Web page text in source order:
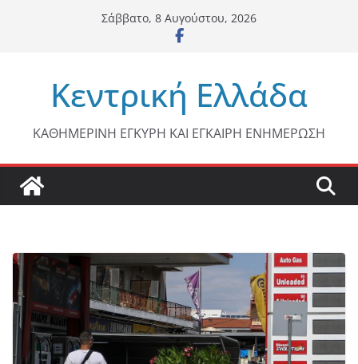
Σάββατο, 8 Αυγούστου, 2026
Κεντρική Ελλάδα
ΚΑΘΗΜΕΡΙΝΗ ΕΓΚΥΡΗ ΚΑΙ ΕΓΚΑΙΡΗ ΕΝΗΜΕΡΩΣΗ